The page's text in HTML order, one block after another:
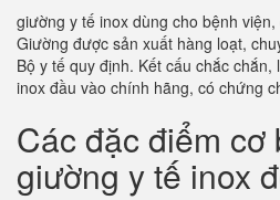
giường y tế inox dùng cho bệnh
Giường được sản xuất hàng loạt,
Bộ y tế quy định. Kết cấu chắc
inox đầu vào chính hãng, có chứng
Các đặc điểm cơ
giường y tế inox